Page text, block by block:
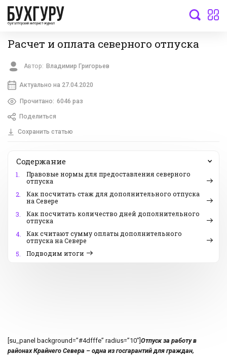
бухгалтерский интернет-журнал
Расчет и оплата северного отпуска
Автор: Владимир Григорьев
Актуально на 27.04.2020
Прочитано: 6046 раз
Поделиться
Сохранить статью
Содержание
1.
Правовые нормы для предоставления северного
отпуска
2.
Как посчитать стаж для дополнительного отпуска
на Севере
3.
Как посчитать количество дней дополнительного
отпуска
4.
Как считают сумму оплаты дополнительного
отпуска на Севере
5.
Подводим итоги
[su_panel background=”#4dfffe” radius=”10″] Отпуск за работу в
районах Крайнего Севера – одна из госгарантий для граждан,